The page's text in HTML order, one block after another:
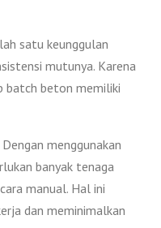
satu keunggulan
mutunya. Karena
batch beton memiliki
Dengan menggunakan
banyak tenaga
manual. Hal ini
dan meminimalkan